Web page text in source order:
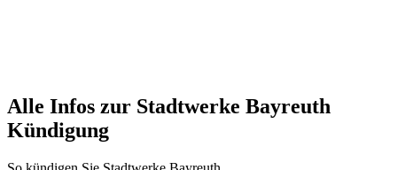
Alle Infos zur Stadtwerke Bayreuth
Kündigung